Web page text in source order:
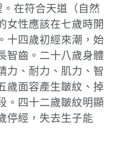
在符合天道（自然
女性應該在七歲時開
十四歲初經來潮，始
智齒。二十八歲身體
力、耐力、肌力、智
歲面容產生皺紋、掉
。四十二歲皺紋明顯
停經，失去生子能